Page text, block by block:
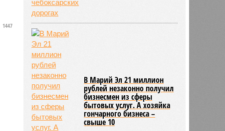
1447
В Марий Эл 21 миллион
рублей незаконно получил
бизнесмен из сферы
бытовых услуг. А хозяйка
гончарного бизнеса –
свыше 10